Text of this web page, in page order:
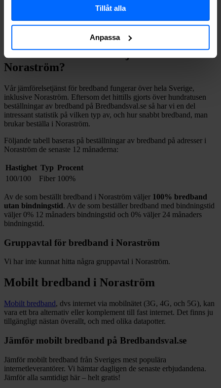
Tillåt alla
Anpassa
Vilket fast bredband väljer man i
Noraström?
Vår jämförelsetjänst för bredband fungerar över hela Sverige,
inklusive Noraström. Eftersom det hittills gjorts över hundratusen
beställningar av bredband på Bredbandsval.se så har vi en del
intressant statistik på vilken typ av, och hur snabbt bredband, man
brukar beställa i Noraström.
Följande tabell baseras på beställningar av bredband på adresser i
Noraström de senaste 12 månaderna:
Hastighet Typ Procent
100/100
Fiber 100%
Av de som beställt bredband i Noraström väljer 100% bredband
utan bindningstid. Av de som beställer bredband med bindningstid
väljer 0% 12 månaders bindningstid och 0% väljer 24 månaders
bindningstid.
Gruppavtal för bredband i Noraström
Vi har inte kunnat hitta några gruppavtal i Noraström.
Mobilt bredband i Noraström
Mobilt bredband, dvs internet via mobilnätet (3G, 4G, och 5G), kan
vara ett bra alternativ eller komplement till fast internet. Det finns ju
tillgängligt nästan överallt, och med olika datapotter.
Jämför mobilt bredband på Bredbandsval.se
Jämför mobilt bredband från Sveriges mest populära
internetleverantörer. Vi hämtar dagligen de senaste erbjudandena.
Jämför alla samtidigt här – helt gratis!